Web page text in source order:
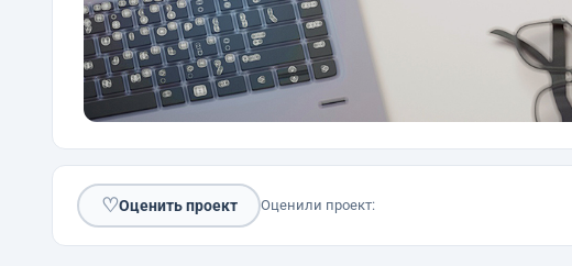
♡Оценить проект Оценили проект: